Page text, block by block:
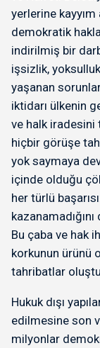
yerlerine kayyım
demokratik
indirilmiş bir
işsizlik,
yaşanan
iktidarı ülkenin
ve halk iradesini
hiçbir görüşe
yok saymaya
içinde olduğu
her türlü
Bu çaba ve hak
korkunun ürünü
tahribatlar
Hukuk dışı
edilmesine son
milyonlar